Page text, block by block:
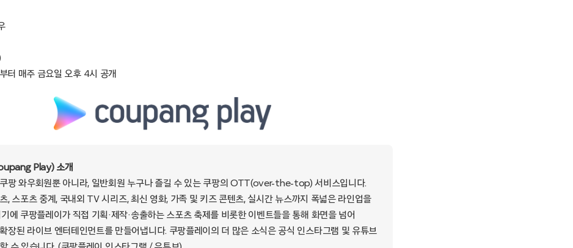
터 매주 금요일 오후 4시 공개
Play) 소개
팡 와우회원뿐 아니라, 일반회원 누구나 즐길 수 있는 쿠팡의 OTT(over-the-top) 서비스입니다.
, 스포츠 중계, 국내외 TV 시리즈, 최신 영화, 가족 및 키즈 콘텐츠, 실시간 뉴스까지 폭넓은 라인업을
에 쿠팡플레이가 직접 기획·제작·송출하는 스포츠 축제를 비롯한 이벤트들을 통해 화면을 넘어
장된 라이브 엔터테인먼트를 만들어냅니다. 쿠팡플레이의 더 많은 소식은 공식 인스타그램 및 유튜브